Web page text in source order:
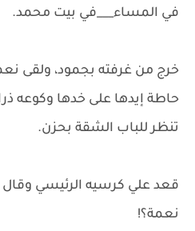
في المساء___في بيت محمد.
خرج من غرفته بجمود، ولقى
حاطة إيدها على خدها وكوعه
تنظر للباب الشقة بحزن.
قعد علي كرسيه الرئيسي
نعمة؟!